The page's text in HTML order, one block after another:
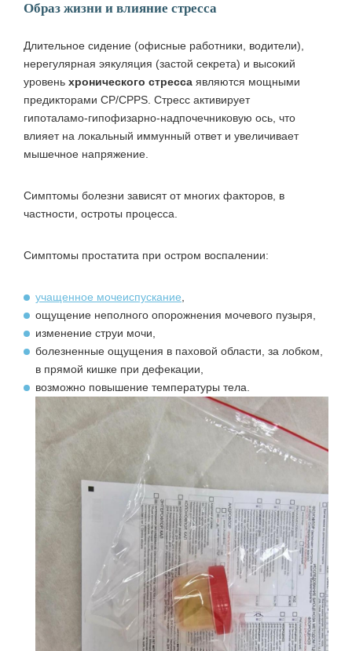
Образ жизни и влияние стресса
Длительное сидение (офисные работники, водители),
нерегулярная эякуляция (застой секрета) и высокий
уровень хронического стресса являются мощными
предикторами CP/CPPS. Стресс активирует
гипоталамо‑гипофизарно‑надпочечниковую ось, что
влияет на локальный иммунный ответ и увеличивает
мышечное напряжение.
Симптомы болезни зависят от многих факторов, в
частности, остроты процесса.
Симптомы простатита при остром воспалении:
учащенное мочеиспускание,
ощущение неполного опорожнения мочевого пузыря,
изменение струи мочи,
болезненные ощущения в паховой области, за лобком,
в прямой кишке при дефекации,
возможно повышение температуры тела.